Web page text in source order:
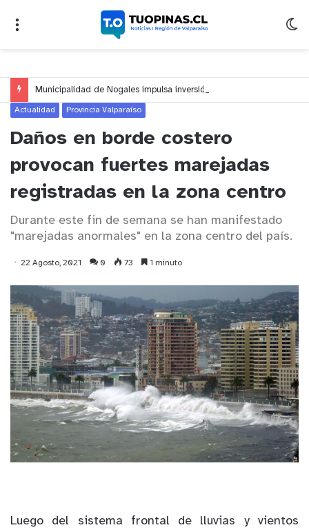
Actualidad Provincia Valparaíso
Daños en borde costero
provocan fuertes marejadas
registradas en la zona centro
Durante este fin de semana se han manifestado
"marejadas anormales" en la zona centro del país.
22 Agosto, 2021 0 73 1 minuto
Luego del sistema frontal de lluvias y vientos